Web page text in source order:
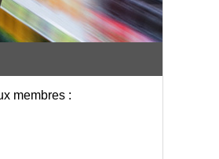
membres :